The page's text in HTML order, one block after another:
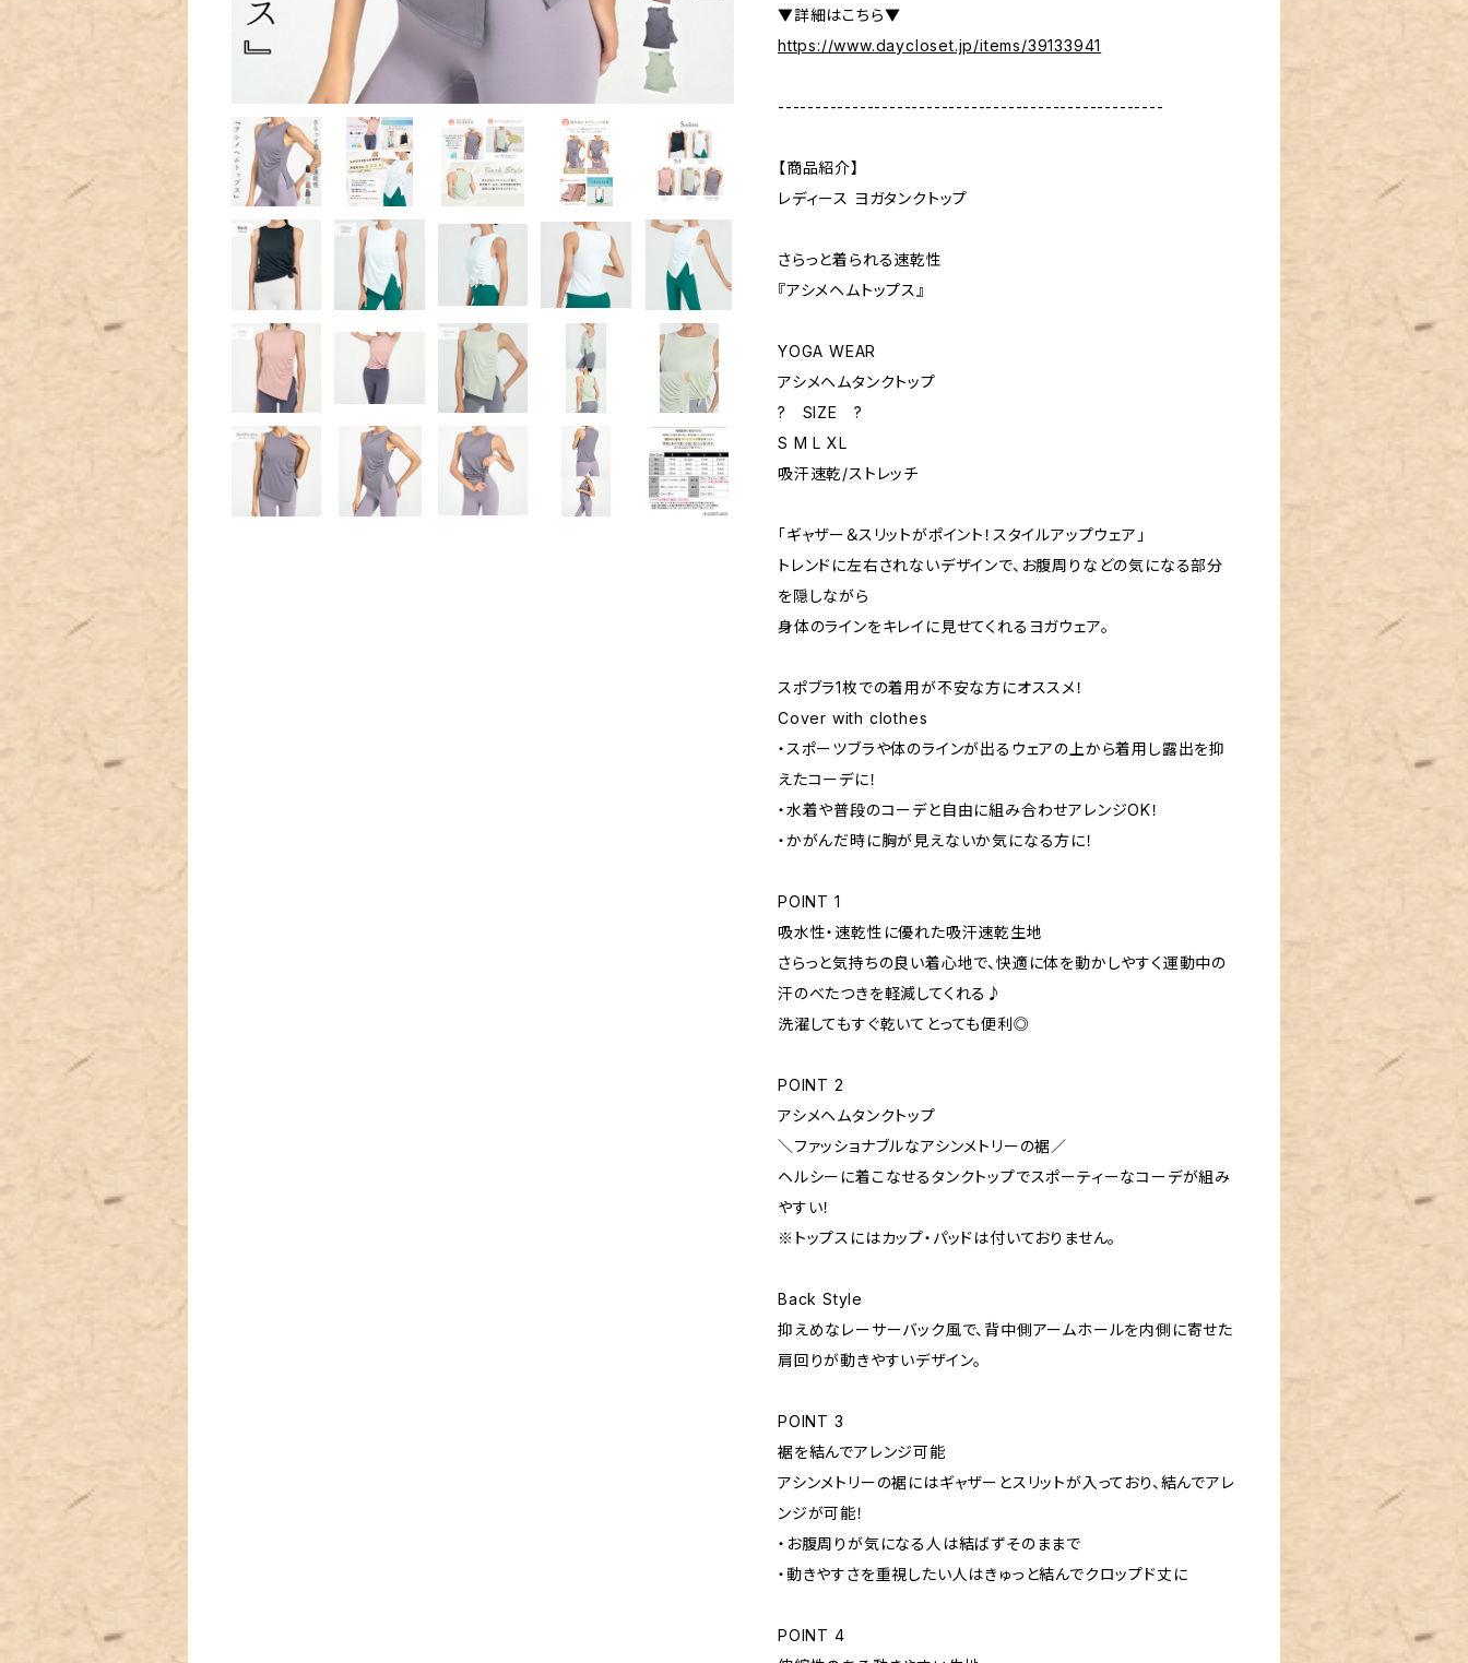
▼詳細はこちら▼
https://www.daycloset.jp/items/39133941
----------------------------------------------------
【商品紹介】
レディース ヨガタンクトップ
さらっと着られる速乾性
『アシメヘムトップス』
YOGA WEAR
アシメヘムタンクトップ
? SIZE ?
S M L XL
吸汗速乾/ストレッチ
「ギャザー＆スリットがポイント！スタイルアップウェア」
トレンドに左右されないデザインで、お腹周りなどの気になる部分
を隠しながら
身体のラインをキレイに見せてくれるヨガウェア。
スポブラ1枚での着用が不安な方にオススメ！
Cover with clothes
・スポーツブラや体のラインが出るウェアの上から着用し露出を抑
えたコーデに！
・水着や普段のコーデと自由に組み合わせアレンジOK！
・かがんだ時に胸が見えないか気になる方に！
POINT 1
吸水性・速乾性に優れた吸汗速乾生地
さらっと気持ちの良い着心地で、快適に体を動かしやすく運動中の
汗のべたつきを軽減してくれる♪
洗濯してもすぐ乾いてとっても便利◎
POINT 2
アシメヘムタンクトップ
＼ファッショナブルなアシンメトリーの裾／
ヘルシーに着こなせるタンクトップでスポーティーなコーデが組み
やすい！
※トップスにはカップ・パッドは付いておりません。
Back Style
抑えめなレーサーバック風で、背中側アームホールを内側に寄せた
肩回りが動きやすいデザイン。
POINT 3
裾を結んでアレンジ可能
アシンメトリーの裾にはギャザーとスリットが入っており、結んでアレ
ンジが可能！
・お腹周りが気になる人は結ばずそのままで
・動きやすさを重視したい人はきゅっと結んでクロップド丈に
POINT 4